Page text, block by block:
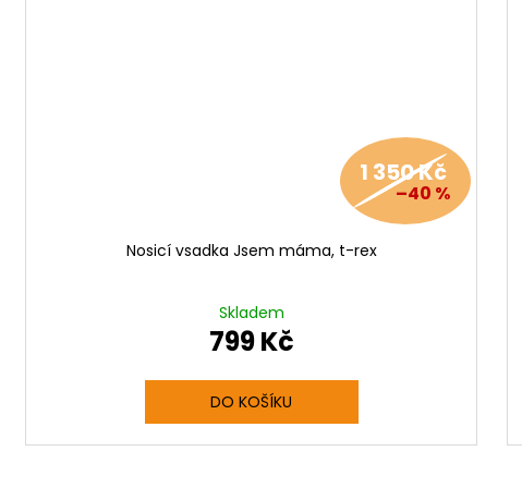
1 350 Kč
–40 %
Nosicí vsadka Jsem máma, t-rex
Skladem
799 Kč
DO KOŠÍKU